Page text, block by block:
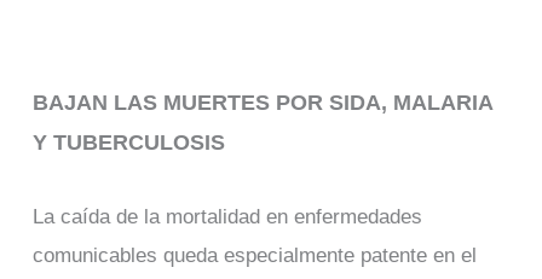
BAJAN LAS MUERTES POR SIDA, MALARIA
Y TUBERCULOSIS
La caída de la mortalidad en enfermedades
comunicables queda especialmente patente en el